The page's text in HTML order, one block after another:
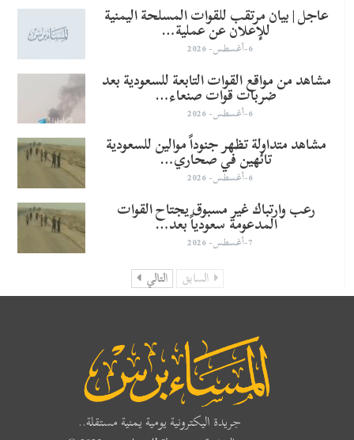
عاجل | بيان مرتقب للقوات المسلحة اليمنية
للإعلان عن عملية…
6-أغسطس- 2026
مشاهد من مواقع القوات التابعة للسعودية بعد
ضربات قوات صنعاء…
6-أغسطس- 2026
مشاهد متداولة تظهر جنوداً موالين للسعودية
تائهين في صحاري…
6-أغسطس- 2026
رعب وارتباك غير مسبوق يجتاح القوات
المدعومة سعودياً بعد…
7-أغسطس- 2026
السابق التالي
جريدة اليكترونية يومية يمنية مستقلة..